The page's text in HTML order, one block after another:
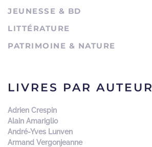
JEUNESSE & BD
LITTÉRATURE
PATRIMOINE & NATURE
LIVRES PAR AUTEUR
Adrien Crespin
Alain Amariglio
André-Yves Lunven
Armand Vergonjeanne